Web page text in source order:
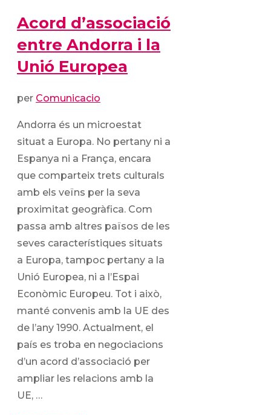
Acord d’associació
entre Andorra i la
Unió Europea
per Comunicacio
Andorra és un microestat
situat a Europa. No pertany ni a
Espanya ni a França, encara
que comparteix trets culturals
amb els veïns per la seva
proximitat geogràfica. Com
passa amb altres països de les
seves característiques situats
a Europa, tampoc pertany a la
Unió Europea, ni a l’Espai
Econòmic Europeu. Tot i això,
manté convenis amb la UE des
de l’any 1990. Actualment, el
país es troba en negociacions
d’un acord d’associació per
ampliar les relacions amb la
UE, …